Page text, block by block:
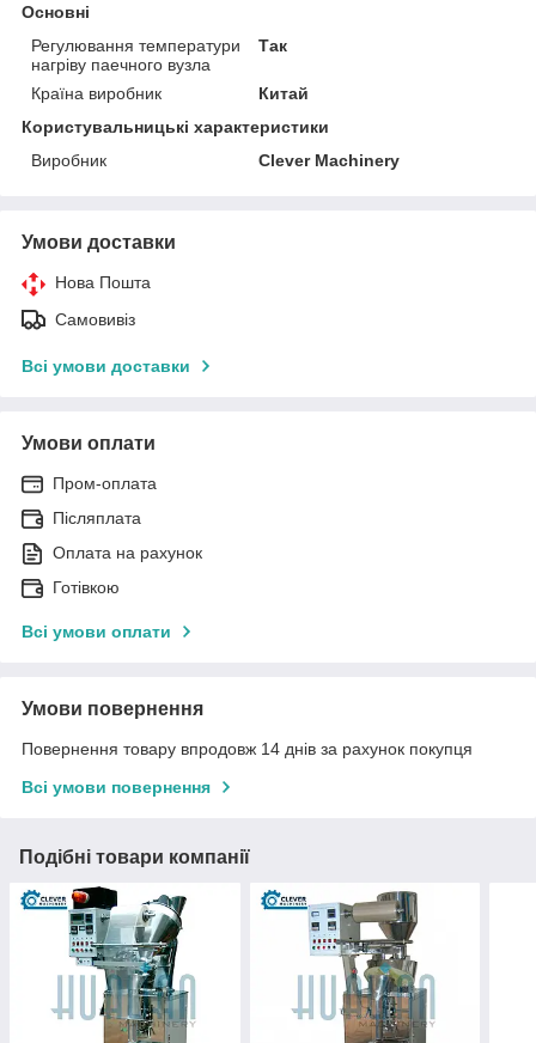
Основні
Регулювання температури
нагріву паечного вузла
Так
Країна виробник
Китай
Користувальницькі характеристики
Виробник
Clever Machinery
Умови доставки
Нова Пошта
Самовивіз
Всі умови доставки
Умови оплати
Пром-оплата
Післяплата
Оплата на рахунок
Готівкою
Всі умови оплати
Умови повернення
Повернення товару впродовж 14 днів за рахунок покупця
Всі умови повернення
Подібні товари компанії